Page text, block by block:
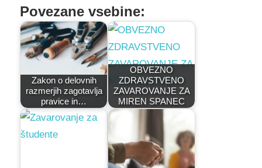
Povezane vsebine:
Zakon o delovnih
razmerjih zagotavlja
pravice in…
OBVEZNO
ZDRAVSTVENO
ZAVAROVANJE ZA
MIREN SPANEC